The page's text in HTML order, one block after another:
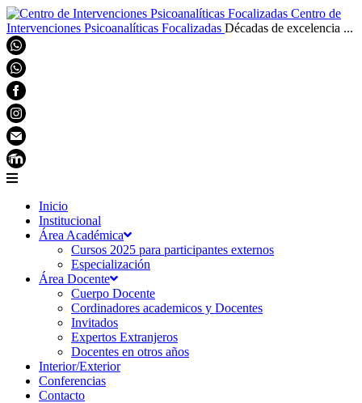
Centro de
Intervenciones Psicoanalíticas Focalizadas Décadas de excelencia ...
Inicio
Institucional
Área Académica
Cursos 2025 para participantes externos
Especialización
Área Docente
Cuerpo Docente
Cordinadores academicos y Docentes
Invitados
Expertos Extranjeros
Docentes en otros años
Interior/Exterior
Conferencias
Contacto